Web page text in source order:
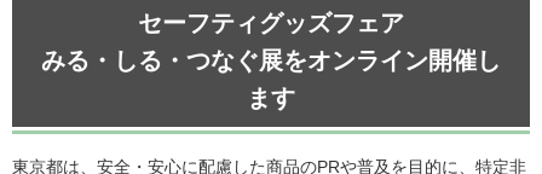
セーフティグッズフェア
みる・しる・つなぐ展をオンライン開催し
ます
東京都は、安全・安心に配慮した商品のPRや普及を目的に、特定非